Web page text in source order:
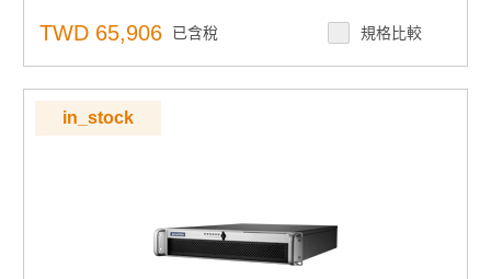
儲存擴充：最多支援 3 個 2.5 吋硬碟槽，支援 Intel ® 軟
I/O 介面：支援 4 組 GbE、8 組 USB、8 組 COM、16 位
元 DIO、2 組 CANBus 及 TPM 2.0
作業系統支援：相容 Windows 10 IoT/ Windows 11 IoT
軟體支援：搭載 SUSI API、WISE-DeviceOn、McAfee
TWD 65,906 已含稅 規格比較
in_stock